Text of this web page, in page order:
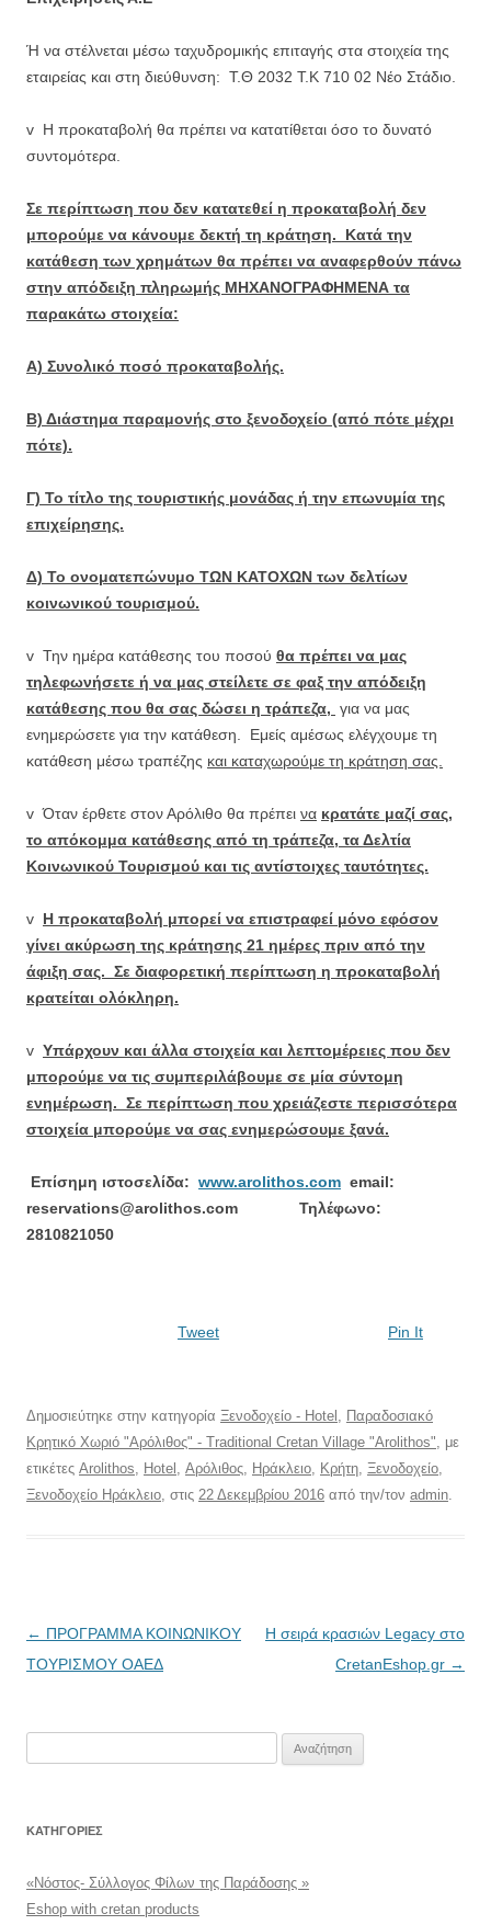
Ή να στέλνεται μέσω ταχυδρομικής επιταγής στα στοιχεία της
εταιρείας και στη διεύθυνση: Τ.Θ 2032 Τ.Κ 710 02 Νέο Στάδιο.
v Η προκαταβολή θα πρέπει να κατατίθεται όσο το δυνατό
συντομότερα.
Σε περίπτωση που δεν κατατεθεί η προκαταβολή δεν
μπορούμε να κάνουμε δεκτή τη κράτηση. Κατά την
κατάθεση των χρημάτων θα πρέπει να αναφερθούν πάνω
στην απόδειξη πληρωμής ΜΗΧΑΝΟΓΡΑΦΗΜΕΝΑ τα
παρακάτω στοιχεία:
Α) Συνολικό ποσό προκαταβολής.
Β) Διάστημα παραμονής στο ξενοδοχείο (από πότε μέχρι
πότε).
Γ) Το τίτλο της τουριστικής μονάδας ή την επωνυμία της
επιχείρησης.
Δ) Το ονοματεπώνυμο ΤΩΝ ΚΑΤΟΧΩΝ των δελτίων
κοινωνικού τουρισμού.
v Την ημέρα κατάθεσης του ποσού θα πρέπει να μας
τηλεφωνήσετε ή να μας στείλετε σε φαξ την απόδειξη
κατάθεσης που θα σας δώσει η τράπεζα, για να μας
ενημερώσετε για την κατάθεση. Εμείς αμέσως ελέγχουμε τη
κατάθεση μέσω τραπέζης και καταχωρούμε τη κράτηση σας.
v Όταν έρθετε στον Αρόλιθο θα πρέπει να κρατάτε μαζί σας,
το απόκομμα κατάθεσης από τη τράπεζα, τα Δελτία
Κοινωνικού Τουρισμού και τις αντίστοιχες ταυτότητες.
v Η προκαταβολή μπορεί να επιστραφεί μόνο εφόσον
γίνει ακύρωση της κράτησης 21 ημέρες πριν από την
άφιξη σας. Σε διαφορετική περίπτωση η προκαταβολή
κρατείται ολόκληρη.
v Υπάρχουν και άλλα στοιχεία και λεπτομέρειες που δεν
μπορούμε να τις συμπεριλάβουμε σε μία σύντομη
ενημέρωση. Σε περίπτωση που χρειάζεστε περισσότερα
στοιχεία μπορούμε να σας ενημερώσουμε ξανά.
Επίσημη ιστοσελίδα: www.arolithos.com email:
reservations@arolithos.com Τηλέφωνο:
2810821050
Tweet Pin It
Δημοσιεύτηκε στην κατηγορία Ξενοδοχείο - Hotel
Παραδοσιακό
Κρητικό Χωριό "Αρόλιθος" - Traditional Cretan Village "Arolithos" , με
ετικέτες Arolithos Hotel Αρόλιθος Ηράκλειο Κρήτη Ξενοδοχείο
Ξενοδοχείο Ηράκλειο , στις 22 Δεκεμβρίου 2016 από την/τον admin
Πλοήγηση
άρθρων
← ΠΡΟΓΡΑΜΜΑ ΚΟΙΝΩΝΙΚΟΥ
ΤΟΥΡΙΣΜΟΥ ΟΑΕΔ
Η σειρά κρασιών Legacy στο
CretanEshop.gr →
KΑΤΗΓΟΡΊΕΣ
«Νόστος- Σύλλογος Φίλων της Παράδοσης »
Eshop with cretan products